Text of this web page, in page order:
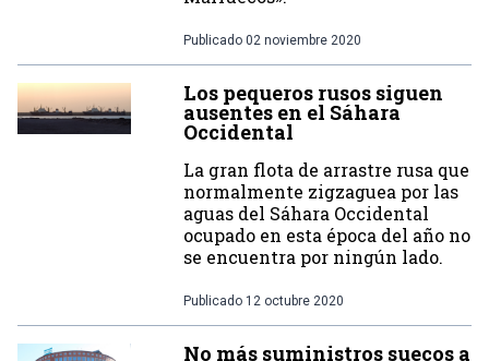
Publicado 02 noviembre 2020
Los pequeros rusos siguen
ausentes en el Sáhara
Occidental
La gran flota de arrastre rusa que
normalmente zigzaguea por las
aguas del Sáhara Occidental
ocupado en esta época del año no
se encuentra por ningún lado.
Publicado 12 octubre 2020
No más suministros suecos a